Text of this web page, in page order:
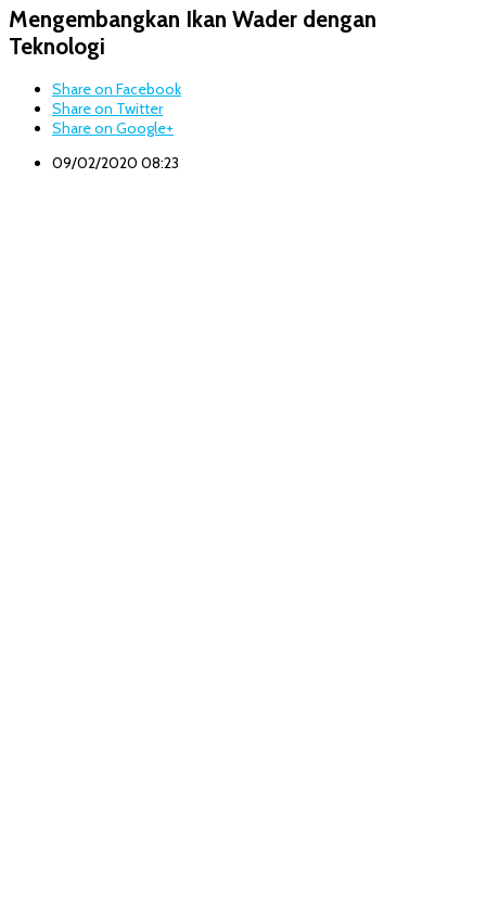
Mengembangkan Ikan Wader dengan
Teknologi
Share on Facebook
Share on Twitter
Share on Google+
09/02/2020 08:23